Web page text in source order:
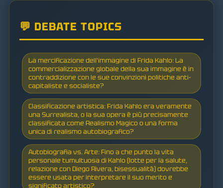
💬 DEBATE TOPICS
La mercificazione dell'immagine di Frida Kahlo: La
commercializzazione globale della sua immagine è in
contraddizione con le sue convinzioni politiche anti-
capitaliste e socialiste?
Classificazione artistica: Frida Kahlo era veramente
una Surrealista, o la sua opera è più precisamente
classificata come Realismo Magico o una forma
unica di realismo autobiografico?
Autobiografia vs. Arte: Fino a che punto la vita
personale tumultuosa di Kahlo (lotte per la salute,
relazione con Diego Rivera, bisessualità) dovrebbe
essere usata per interpretare il suo merito e
significato artistico?